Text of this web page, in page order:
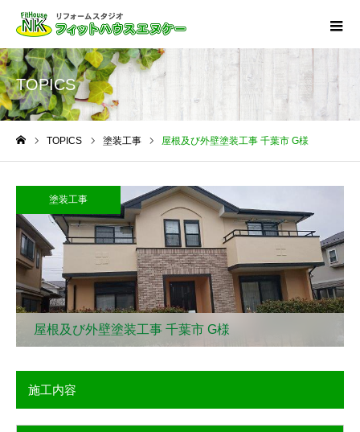
TOPICS
TOPICS 塗装工事 屋根及び外壁塗装工事 千葉市 G様
塗装工事
屋根及び外壁塗装工事 千葉市 G様
施工内容